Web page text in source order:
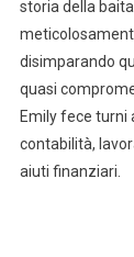
storia della
disimparando
quasi
Emily fece turni
contabilità,
aiuti finanziari.